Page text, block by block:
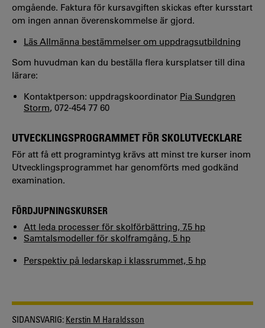
omgående. Faktura för kursavgiften skickas efter kursstart
om ingen annan överenskommelse är gjord.
Läs Allmänna bestämmelser om uppdragsutbildning
Som huvudman kan du beställa flera kursplatser till dina
lärare:
Kontaktperson: uppdragskoordinator Pia Sundgren
Storm, 072-454 77 60
UTVECKLINGSPROGRAMMET FÖR SKOLUTVECKLARE
För att få ett programintyg krävs att minst tre kurser inom
Utvecklingsprogrammet har genomförts med godkänd
examination.
FÖRDJUPNINGSKURSER
Att leda processer för skolförbättring, 7.5 hp
Samtalsmodeller för skolframgång, 5 hp
Perspektiv på ledarskap i klassrummet, 5 hp
SIDANSVARIG: Kerstin M Haraldsson